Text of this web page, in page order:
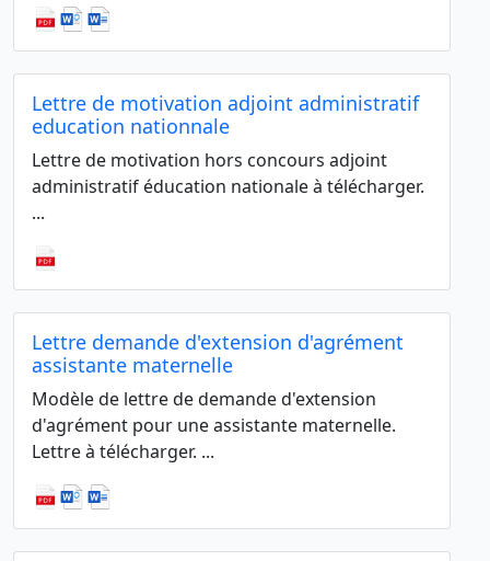
Lettre de motivation adjoint administratif
education nationnale
Lettre de motivation hors concours adjoint
administratif éducation nationale à télécharger.
...
Lettre demande d'extension d'agrément
assistante maternelle
Modèle de lettre de demande d'extension
d'agrément pour une assistante maternelle.
Lettre à télécharger. ...